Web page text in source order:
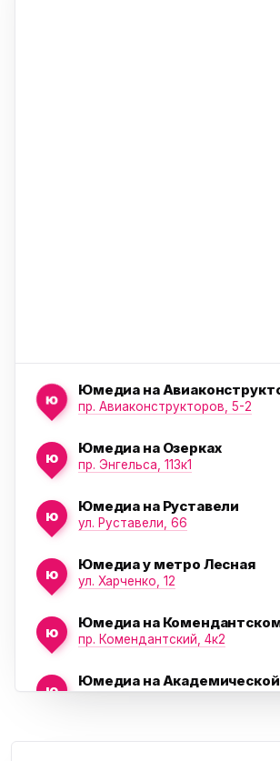
ю
Юмедиа на
пр. Авиаконструкторов, 5-2
ю
Юмедиа на Озерках
пр. Энгельса, 113к1
ю
Юмедиа на Руставели
ул. Руставели, 66
ю
Юмедиа у метро Лесная
ул. Харченко, 12
ю
Юмедиа на
пр. Комендантский, 4к2
ю
Юмедиа на Академической